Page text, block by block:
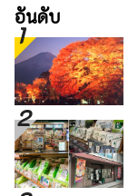
อันดับ